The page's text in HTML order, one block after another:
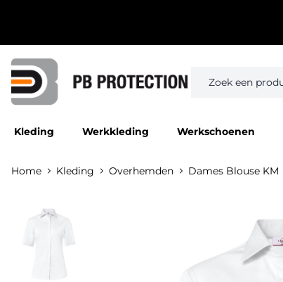
Kleding Werkkleding Werkschoenen
Home Kleding Overhemden Dames Blouse KM